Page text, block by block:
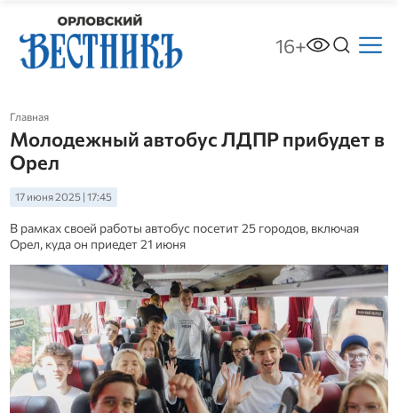
16+
Главная
Молодежный автобус ЛДПР прибудет в
Орел
17 июня 2025 | 17:45
В рамках своей работы автобус посетит 25 городов, включая
Орел, куда он приедет 21 июня